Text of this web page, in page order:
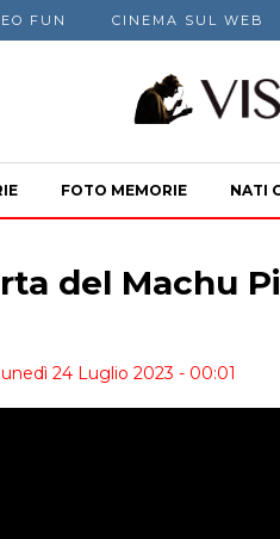
FUN CINEMA SUL WEB
FOTO MEMORIE NATI
del Machu
24 Luglio 2023 - 00:01